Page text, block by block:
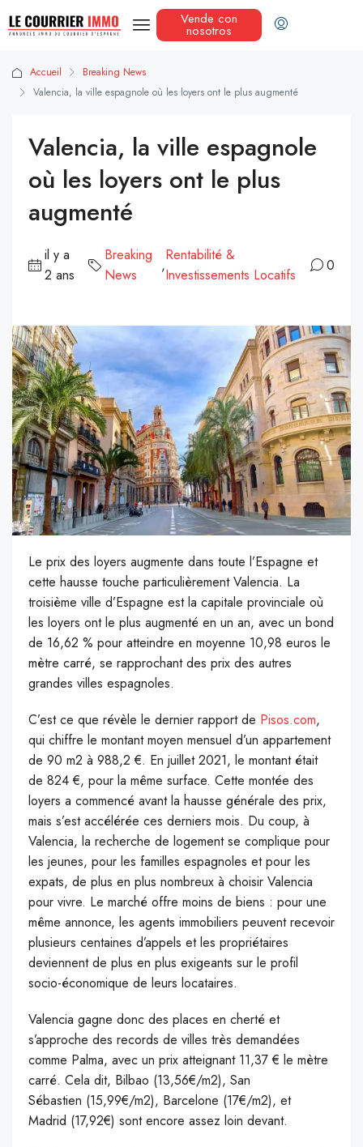
Vende con
nosotros
Accueil
Breaking News
Valencia, la ville espagnole où les loyers ont le plus augmenté
Valencia, la ville espagnole
où les loyers ont le plus
augmenté
il y a
2 ans
Breaking
News
,
Rentabilité &
Investissements Locatifs
0
Le prix des loyers augmente dans toute l’Espagne et
cette hausse touche particulièrement Valencia. La
troisième ville d’Espagne est la capitale provinciale où
les loyers ont le plus augmenté en un an, avec un bond
de 16,62 % pour atteindre en moyenne 10,98 euros le
mètre carré, se rapprochant des prix des autres
grandes villes espagnoles.
C’est ce que révèle le dernier rapport de Pisos.com,
qui chiffre le montant moyen mensuel d’un appartement
de 90 m2 à 988,2 €. En juillet 2021, le montant était
de 824 €, pour la même surface. Cette montée des
loyers a commencé avant la hausse générale des prix,
mais s’est accélérée ces derniers mois. Du coup, à
Valencia, la recherche de logement se complique pour
les jeunes, pour les familles espagnoles et pour les
expats, de plus en plus nombreux à choisir Valencia
pour vivre. Le marché offre moins de biens : pour une
même annonce, les agents immobiliers peuvent recevoir
plusieurs centaines d’appels et les propriétaires
deviennent de plus en plus exigeants sur le profil
socio-économique de leurs locataires.
Valencia gagne donc des places en cherté et
s’approche des records de villes très demandées
comme Palma, avec un prix atteignant 11,37 € le mètre
carré. Cela dit, Bilbao (13,56€/m2), San
Sébastien (15,99€/m2), Barcelone (17€/m2), et
Madrid (17,92€) sont encore assez loin devant.